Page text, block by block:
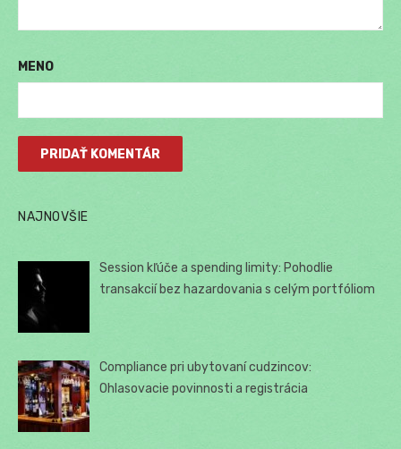
MENO
NAJNOVŠIE
Session kľúče a spending limity: Pohodlie
transakcií bez hazardovania s celým portfóliom
Compliance pri ubytovaní cudzincov:
Ohlasovacie povinnosti a registrácia